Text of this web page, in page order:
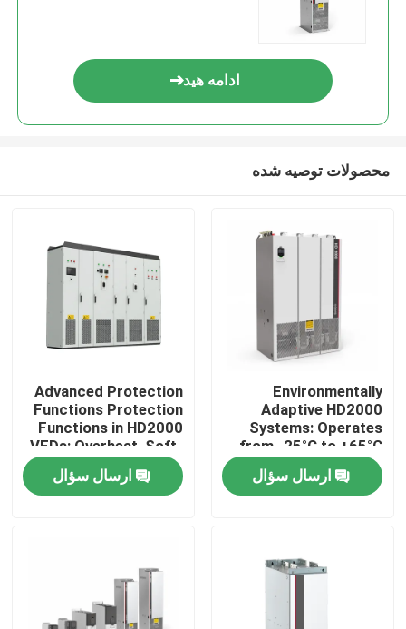
خونه
ادامه هید
محصولات توصیه شده
Environmentally
Adaptive HD2000
Systems: Operates
from -25°C to +65°C
and Humidity Up to
85%
ارسال سؤال
Advanced Protection
Functions Protection
Functions in HD2000
VFDs: Overheat, Soft-
Start, and IGBT Safety
ارسال سؤال